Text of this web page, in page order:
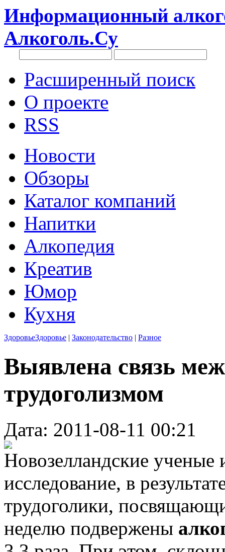
Информационный
Алкоголь.Су
Расширенный поиск
О проекте
RSS
Новости
Обзоры
Каталог компаний
Напитки
Алкопедия
Креатив
Юмор
Кухня
ЗдоровьеЗдоровье | Законодательство | Разное
Выявлена связь
трудоголизмом
Дата: 2011-08-11 00:21
Новозелландские ученые
исследование, в
трудоголики,
неделю подвержены